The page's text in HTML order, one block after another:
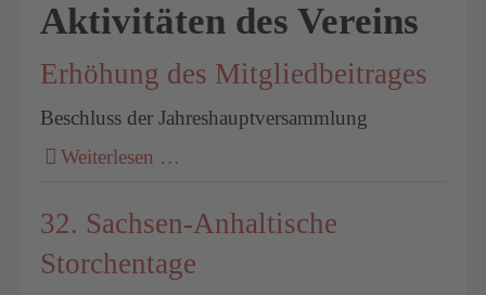
Aktivitäten des Vereins
Erhöhung des Mitgliedbeitrages
Beschluss der Jahreshauptversammlung
Weiterlesen …
32. Sachsen-Anhaltische
Storchentage